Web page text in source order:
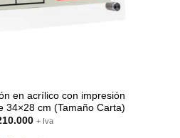
en acrílico con impresión
34×28 cm (Tamaño Carta)
+ Iva